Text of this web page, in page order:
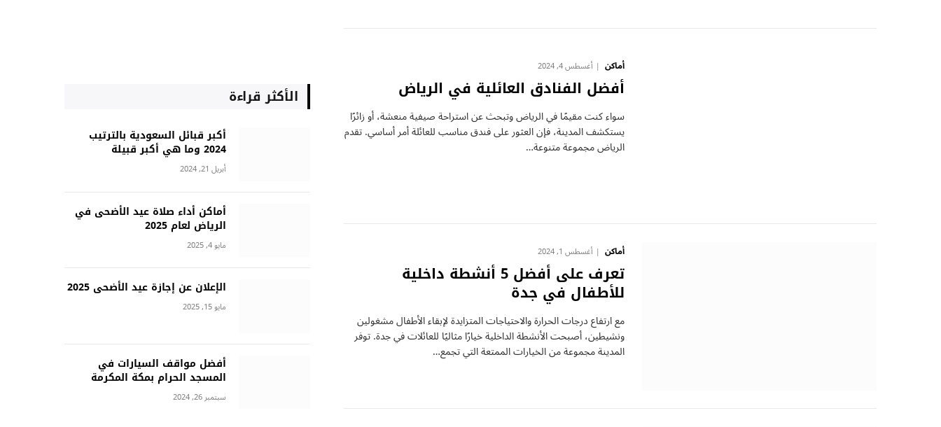
أماكن أغسطس 4, 2024
أفضل الفنادق العائلية في الرياض
سواء كنت مقيمًا في الرياض وتبحث عن استراحة صيفية منعشة، أو زائرًا
يستكشف المدينة، فإن العثور على فندق مناسب للعائلة أمر أساسي. تقدم
الرياض مجموعة متنوعة…
أماكن أغسطس 1, 2024
تعرف على أفضل 5 أنشطة داخلية
للأطفال في جدة
مع ارتفاع درجات الحرارة والاحتياجات المتزايدة لإبقاء الأطفال مشغولين
ونشيطين، أصبحت الأنشطة الداخلية خيارًا مثاليًا للعائلات في جدة. توفر
المدينة مجموعة من الخيارات الممتعة التي تجمع…
الأكثر قراءة
أكبر قبائل السعودية بالترتيب
2024 وما هي أكبر قبيلة
أبريل 21, 2024
أماكن أداء صلاة عيد الأضحى في
الرياض لعام 2025
مايو 4, 2025
الإعلان عن إجازة عيد الأضحى 2025
مايو 15, 2025
أفضل مواقف السيارات في
المسجد الحرام بمكة المكرمة
سبتمبر 26, 2024